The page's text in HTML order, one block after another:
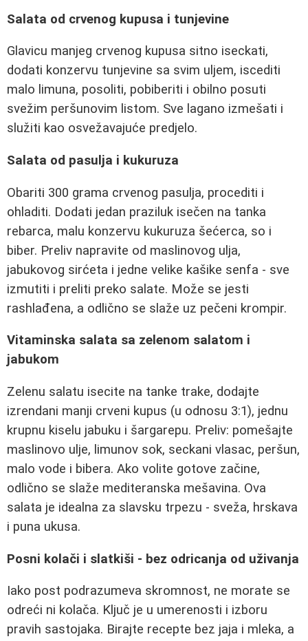
Salata od crvenog kupusa i tunjevine
Glavicu manjeg crvenog kupusa sitno iseckati,
dodati konzervu tunjevine sa svim uljem, iscediti
malo limuna, posoliti, pobiberiti i obilno posuti
svežim peršunovim listom. Sve lagano izmešati i
služiti kao osvežavajuće predjelo.
Salata od pasulja i kukuruza
Obariti 300 grama crvenog pasulja, procediti i
ohladiti. Dodati jedan praziluk isečen na tanka
rebarca, malu konzervu kukuruza šećerca, so i
biber. Preliv napravite od maslinovog ulja,
jabukovog sirćeta i jedne velike kašike senfa - sve
izmutiti i preliti preko salate. Može se jesti
rashlađena, a odlično se slaže uz pečeni krompir.
Vitaminska salata sa zelenom salatom i
jabukom
Zelenu salatu isecite na tanke trake, dodajte
izrendani manji crveni kupus (u odnosu 3:1), jednu
krupnu kiselu jabuku i šargarepu. Preliv: pomešajte
maslinovo ulje, limunov sok, seckani vlasac, peršun,
malo vode i bibera. Ako volite gotove začine,
odlično se slaže mediteranska mešavina. Ova
salata je idealna za slavsku trpezu - sveža, hrskava
i puna ukusa.
Posni kolači i slatkiši - bez odricanja od uživanja
Iako post podrazumeva skromnost, ne morate se
odreći ni kolača. Ključ je u umerenosti i izboru
pravih sastojaka. Birajte recepte bez jaja i mleka, a